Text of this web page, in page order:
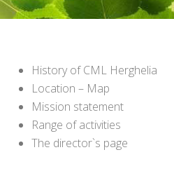
History of CML Herghelia
Location – Map
Mission statement
Range of activities
The director`s page